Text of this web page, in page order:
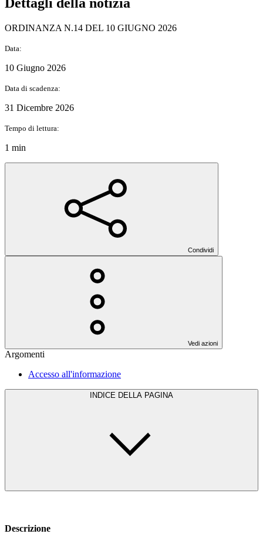
ORDINANZA N.14 DEL 10 GIUGNO 2026
Data:
10 Giugno 2026
Data di scadenza:
31 Dicembre 2026
Tempo di lettura:
1 min
Condividi
Vedi azioni
Argomenti
Accesso all'informazione
INDICE DELLA PAGINA
Descrizione